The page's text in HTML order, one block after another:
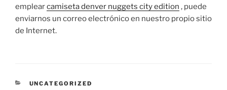
emplearcamiseta denver nuggets city edition , puede
enviarnos un correo electrónico en nuestro propio sitio
de Internet.
CATEGORÍAS
UNCATEGORIZED